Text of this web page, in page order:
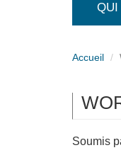
QUI
Accueil
Soumis